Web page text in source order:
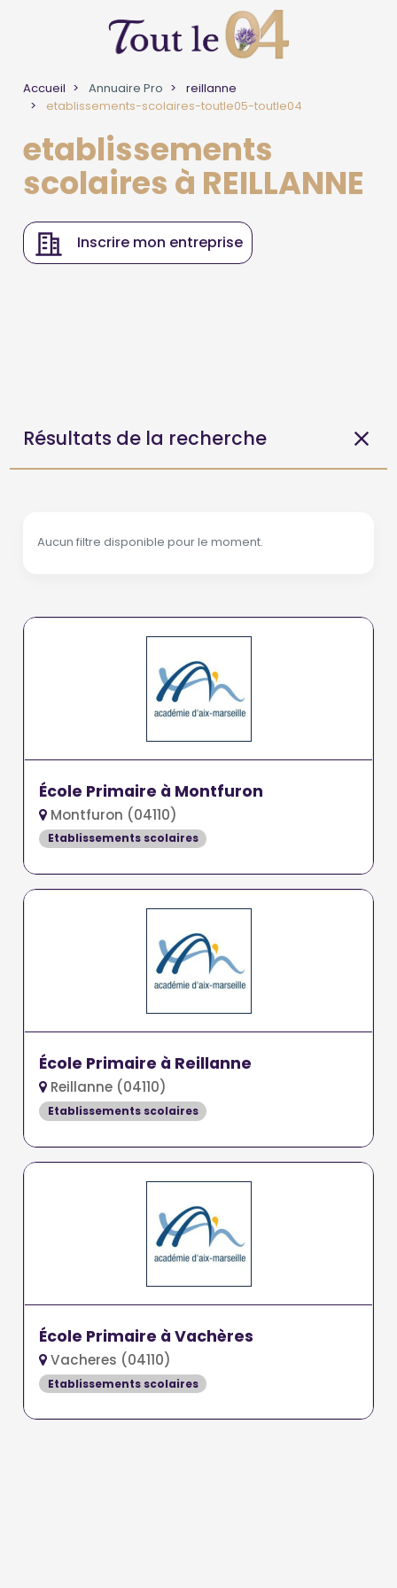
Accueil Annuaire Pro
reillanne
etablissements-scolaires-toutle05-toutle04
etablissements
scolaires à REILLANNE
Inscrire mon entreprise
Résultats de la recherche
Aucun filtre disponible pour le moment.
École Primaire à Montfuron
Montfuron (04110)
Etablissements scolaires
École Primaire à Reillanne
Reillanne (04110)
Etablissements scolaires
École Primaire à Vachères
Vacheres (04110)
Etablissements scolaires